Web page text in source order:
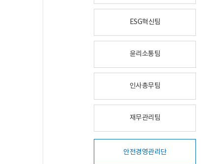
ESG혁신팀
윤리소통팀
인사총무팀
재무관리팀
안전경영관리단